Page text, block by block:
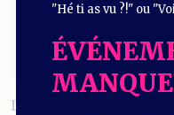
LA VIE EN ROUGE &
"Hé ti as vu ?!" ou